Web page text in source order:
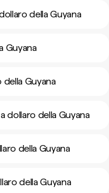
della Guyana
Guyana
della Guyana
dollaro della Guyana
della Guyana
della Guyana